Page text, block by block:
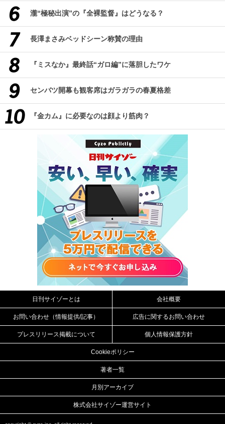
瀧“極秘出演”の『全裸監督』はどうなる？
長澤まさみベッドシーン称賛の理由
『ミスなか』最終話“ガロ編”に落胆したワケ
センバツ開幕も観客席はガラガラの春夏格差
『金カム』に必要なのは顔より筋肉？
日刊サイゾーとは 会社概要
お問い合わせ（情報提供/記事） 広告に関するお問い合わせ
プレスリリース掲載について 個人情報保護方針
Cookieポリシー
著者一覧
月別アーカイブ
株式会社サイゾー運営サイト